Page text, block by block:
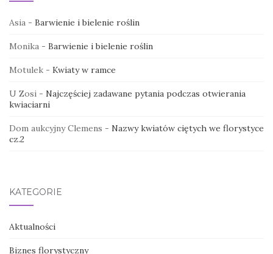
Asia - Barwienie i bielenie roślin
Monika - Barwienie i bielenie roślin
Motulek - Kwiaty w ramce
U Zosi - Najczęściej zadawane pytania podczas otwierania
kwiaciarni
Dom aukcyjny Clemens - Nazwy kwiatów ciętych we florystyce
cz.2
KATEGORIE
Aktualności
Biznes florystyczny